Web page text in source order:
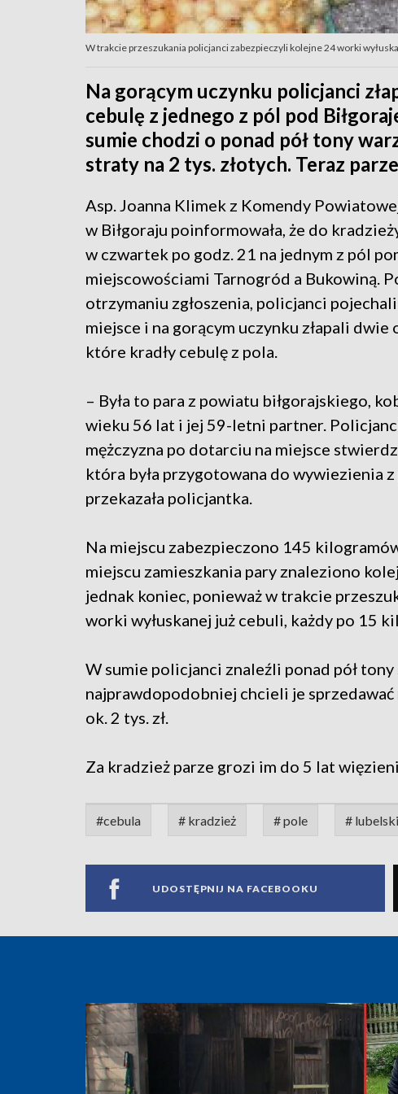
W trakcie przeszukania policjanci zabezpieczyli kolejne 24 worki
Na gorącym uczynku policjanci
cebulę z jednego z pól pod
sumie chodzi o ponad pół tony
straty na 2 tys. złotych. Teraz
Asp. Joanna Klimek z Komendy
w Biłgoraju poinformowała, że do
w czwartek po godz. 21 na jednym z pól
miejscowościami Tarnogród a Bukowiną.
otrzymaniu zgłoszenia, policjanci pojechali
miejsce i na gorącym uczynku złapali dwie
które kradły cebulę z pola.
– Była to para z powiatu biłgorajskiego,
wieku 56 lat i jej 59-letni partner.
mężczyzna po dotarciu na miejsce
która była przygotowana do wywiezienia
przekazała policjantka.
Na miejscu zabezpieczono 145
miejscu zamieszkania pary znaleziono
jednak koniec, ponieważ w trakcie
worki wyłuskanej już cebuli, każdy po 15
W sumie policjanci znaleźli ponad pół
najprawdopodobniej chcieli je sprzedawać
ok. 2 tys. zł.
Za kradzież parze grozi im do 5 lat
#cebula # kradzież # pole #
UDOSTĘPNIJ NA FACEBOOKU